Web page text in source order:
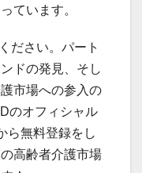
ています。
ださい。パート
ドの発見、そし
市場への参入の
のオフィシャル
ら無料登録をし
高齢者介護市場